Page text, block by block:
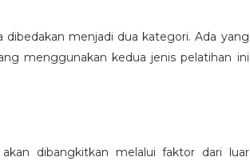
menjadi dua kategori. Ada yang
menggunakan kedua jenis pelatihan ini
dibangkitkan melalui faktor dari luar